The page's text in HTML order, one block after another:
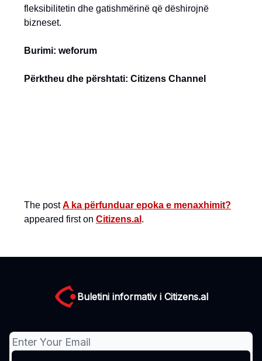
fleksibilitetin dhe gatishmërinë që dëshirojnë
bizneset.
Burimi: weforum
Përktheu dhe përshtati: Citizens Channel
The postA ka përfunduar epoka e menaxhimit?
appeared first on Citizens.al .
Buletini informativ i Citizens.al